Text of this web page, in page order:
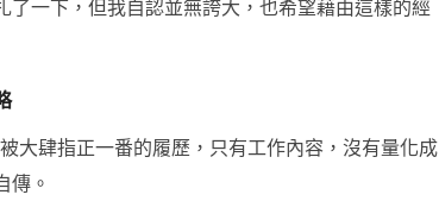
了一下，但我自認並無誇大，也希望藉由這樣的經
大肆指正一番的履歷，只有工作內容，沒有量化成
傳。